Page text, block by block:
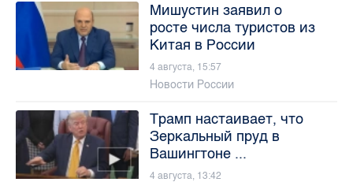
Мишустин заявил о
росте числа туристов из
Китая в России
4 августа, 15:57
Новости России
Трамп настаивает, что
Зеркальный пруд в
Вашингтоне ...
4 августа, 13:42